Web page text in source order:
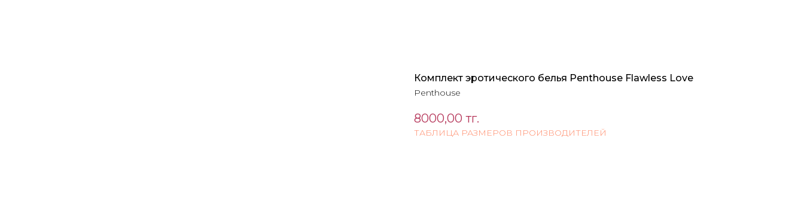
Комплект эротического белья Penthouse Flawless Love
Penthouse
8000,00 тг.
ТАБЛИЦА РАЗМЕРОВ ПРОИЗВОДИТЕЛЕЙ